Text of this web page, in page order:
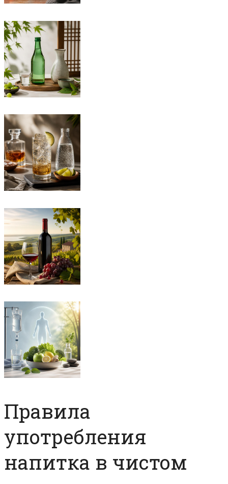
Правила
употребления
напитка в чистом